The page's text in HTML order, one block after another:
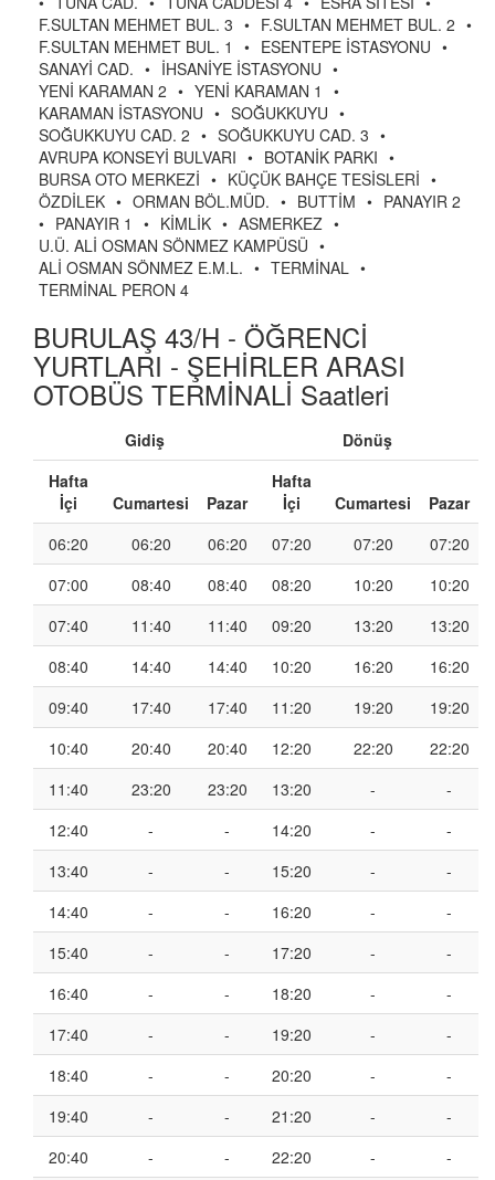
F.SULTAN MEHMET BUL. 3 • F.SULTAN MEHMET BUL. 2 •
F.SULTAN MEHMET BUL. 1
• ESENTEPE İSTASYONU •
SANAYİ CAD. • İHSANİYE İSTASYONU •
YENİ KARAMAN 2 • YENİ KARAMAN 1
•
KARAMAN İSTASYONU • SOĞUKKUYU •
SOĞUKKUYU CAD. 2 • SOĞUKKUYU CAD. 3 •
AVRUPA KONSEYİ BULVARI • BOTANİK PARKI •
BURSA OTO MERKEZİ • KÜÇÜK BAHÇE TESİSLERİ •
ÖZDİLEK • ORMAN BÖL.MÜD. • BUTTİM • PANAYIR 2
• PANAYIR 1 • KİMLİK • ASMERKEZ •
U.Ü. ALİ OSMAN SÖNMEZ KAMPÜSÜ •
ALİ OSMAN SÖNMEZ E.M.L. • TERMİNAL •
TERMİNAL PERON 4
BURULAŞ 43/H - ÖĞRENCİ
YURTLARI - ŞEHİRLER ARASI
OTOBÜS TERMİNALİ Saatleri
Gidiş
Dönüş
Hafta
İçi
Cumartesi Pazar
Hafta
İçi
Cumartesi
Pazar
06:20
06:20 06:20 07:20 07:20
07:20
07:00
08:40 08:40 08:20 10:20
10:20
07:40
11:40 11:40 09:20 13:20
13:20
08:40
14:40 14:40 10:20 16:20
16:20
09:40
17:40 17:40 11:20 19:20
19:20
10:40
20:40 20:40 12:20 22:20
22:20
11:40
23:20 23:20 13:20 -
-
12:40
- - 14:20 -
-
13:40
- - 15:20 -
-
14:40
- - 16:20 -
-
15:40
- - 17:20 -
-
16:40
- - 18:20 -
-
17:40
- - 19:20 -
-
18:40
- - 20:20 -
-
19:40
- - 21:20 -
-
20:40
- - 22:20 -
-